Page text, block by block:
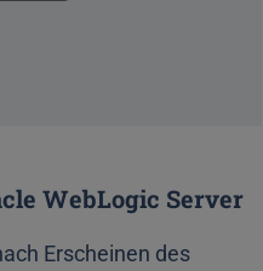
WebLogic Server
Erscheinen des